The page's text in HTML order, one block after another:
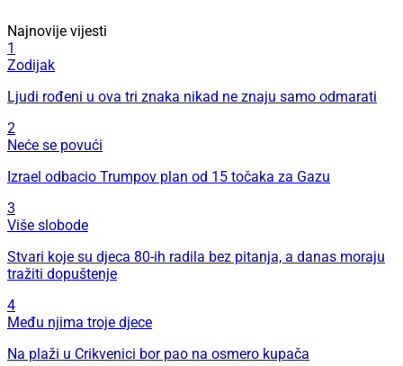
Najnovije vijesti
1
Zodijak
Ljudi rođeni u ova tri znaka nikad ne znaju samo odmarati
2
Neće se povući
Izrael odbacio Trumpov plan od 15 točaka za Gazu
3
Više slobode
Stvari koje su djeca 80-ih radila bez pitanja, a danas moraju
tražiti dopuštenje
4
Među njima troje djece
Na plaži u Crikvenici bor pao na osmero kupača